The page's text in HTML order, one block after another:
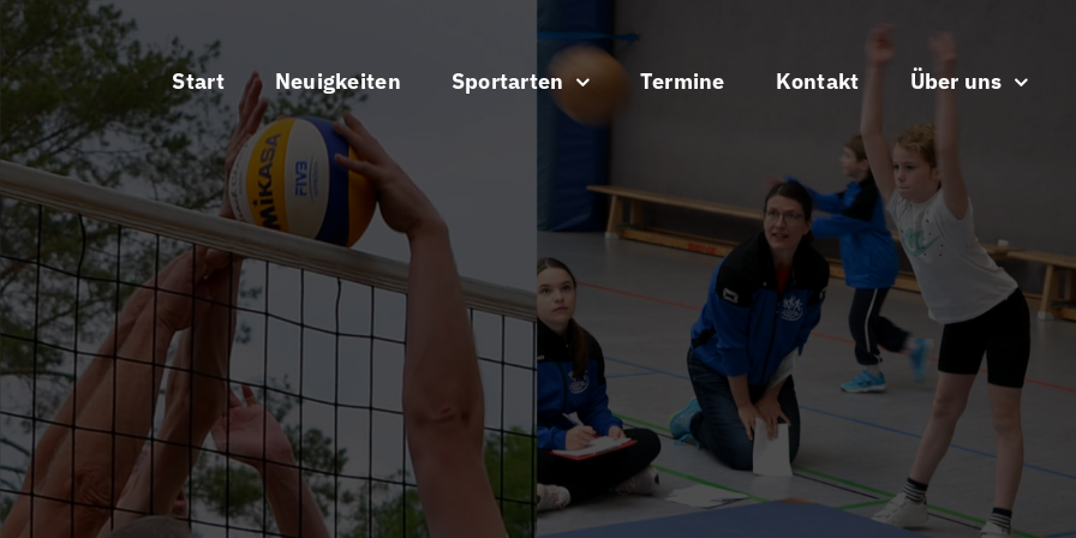
Start Neuigkeiten Sportarten Termine Kontakt Über uns